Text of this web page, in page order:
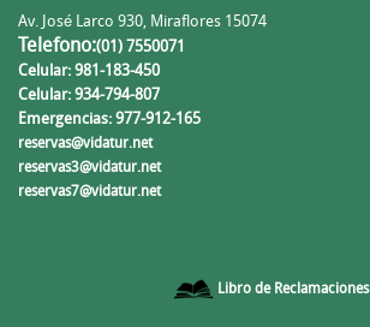
Av. José Larco 930, Miraflores 15074
Telefono:(01) 7550071
Celular: 981-183-450
Celular: 934-794-807
Emergencias: 977-912-165
reservas@vidatur.net
reservas3@vidatur.net
reservas7@vidatur.net
Libro de Reclamaciones